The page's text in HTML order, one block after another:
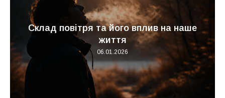
Склад повітря та його вплив на наше
життя
06.01.2026